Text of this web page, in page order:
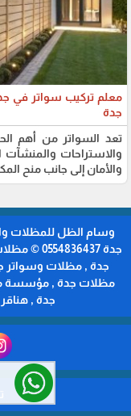
معلم تركيب سواتر في
جدة
تعد السواتر من أهم
والاستراحات
والأمان إلى جانب منح
وسام الظل للمظلات
جدة
جدة , مظلات وسواتر
مظلات جدة , مؤسسة
جدة ,